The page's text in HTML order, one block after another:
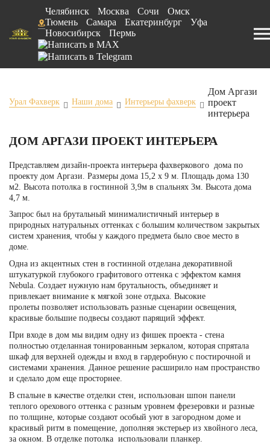
Челябинск Москва Сочи
Омск
Тюмень
Самара Екатеринбург
Уфа
Новосибирск
Пермь
Урал Фахверк Наши дома Интерьеры фахверк
Дом Аргази
проект
интерьера
ДОМ АРГАЗИ ПРОЕКТ ИНТЕРЬЕРА
Представляем дизайн-проекта интерьера фахверкового дома по
проекту дом Аргази . Размеры дома 15,2 х 9 м. Площадь дома 130
м2. Высота потолка в гостинной 3,9м в спальнях 3м. Высота дома
4,7 м.
Запрос был на брутальный минималистичный интерьер в
природных натуральных оттенках с большим количеством закрытых
систем хранения, чтобы у каждого предмета было свое место в
доме.
Одна из акцентных стен в гостинной отделана декоративной
штукатуркой глубокого графитового оттенка с эффектом камня
Nebula. Создает нужную нам брутальность, объединяет и
привлекает внимание к мягкой зоне отдыха. Высокие
пролеты позволяет использовать разные сценарии освещения,
красивые большие подвесы создают парящий эффект.
При входе в дом мы видим одну из фишек проекта - стена
полностью отделанная тонированным зеркалом, которая спрятала
шкаф для верхней одежды и вход в гардеробную с постирочной и
системами хранения. Данное решение расширило нам пространство
и сделало дом еще просторнее.
В спальне в качестве отделки стен, использован шпон панели
теплого орехового оттенка с разным уровнем фрезеровки и разные
по толщине, которые создают особый уют в загородном доме и
красивый ритм в помещение, дополняя экстерьер из хвойного леса,
за окном. В отделке потолка использовали планкер.